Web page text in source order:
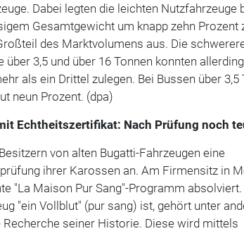
Dabei legten die leichten Nutzfahrzeuge
Gesamtgewicht um knapp zehn Prozent
des Marktvolumens aus. Die
über 3,5 und über 16 Tonnen konnten
als ein Drittel zulegen. Bei Bussen über 3,5
neun Prozent. (dpa)
Echtheitszertifikat: Nach Prüfung noch
von alten Bugatti-Fahrzeugen eine
ihrer Karossen an. Am Firmensitz in
"La Maison Pur Sang"-Programm
"ein Vollblut" (pur sang) ist, gehört unter
seiner Historie. Diese wird mittels